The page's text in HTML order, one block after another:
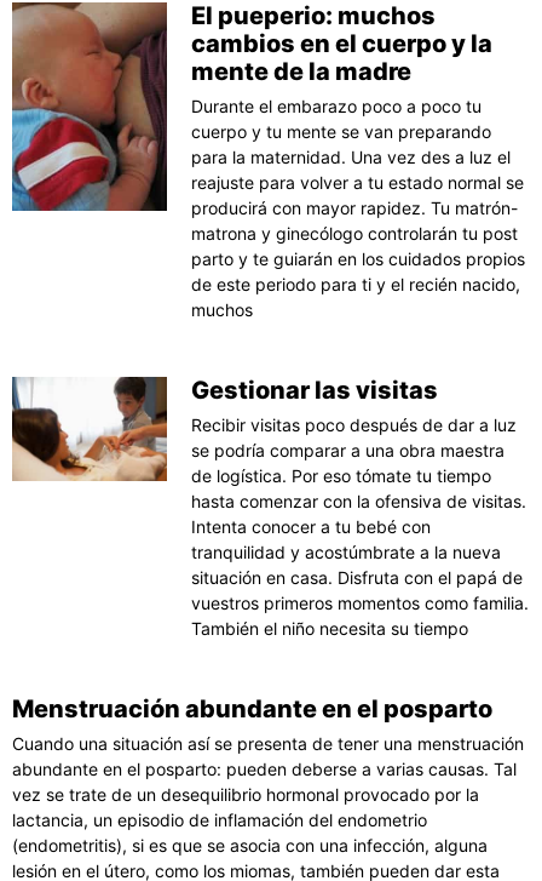
El pueperio: muchos
cambios en el cuerpo y la
mente de la madre
Durante el embarazo poco a poco tu
cuerpo y tu mente se van preparando
para la maternidad. Una vez des a luz el
reajuste para volver a tu estado normal se
producirá con mayor rapidez. Tu matrón-
matrona y ginecólogo controlarán tu post
parto y te guiarán en los cuidados propios
de este periodo para ti y el recién nacido,
muchos
Gestionar las visitas
Recibir visitas poco después de dar a luz
se podría comparar a una obra maestra
de logística. Por eso tómate tu tiempo
hasta comenzar con la ofensiva de visitas.
Intenta conocer a tu bebé con
tranquilidad y acostúmbrate a la nueva
situación en casa. Disfruta con el papá de
vuestros primeros momentos como familia.
También el niño necesita su tiempo
Menstruación abundante en el posparto
Cuando una situación así se presenta de tener una menstruación
abundante en el posparto: pueden deberse a varias causas. Tal
vez se trate de un desequilibrio hormonal provocado por la
lactancia, un episodio de inflamación del endometrio
(endometritis), si es que se asocia con una infección, alguna
lesión en el útero, como los miomas, también pueden dar esta